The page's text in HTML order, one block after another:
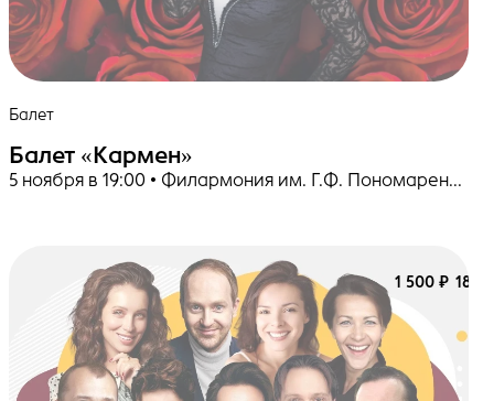
Балет
Балет «Кармен»
5 ноября в 19:00 • Филармония им. Г.Ф. Пономаренко
1 500 ₽ 18+